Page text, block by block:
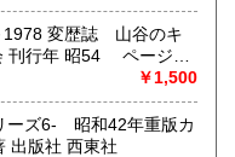
1978 変歴誌 山谷のキ
￥1,500
ーズ6- 昭和42年重版カ
バー 空手道剛柔流宗家 宮城敬著 出版社 西東社